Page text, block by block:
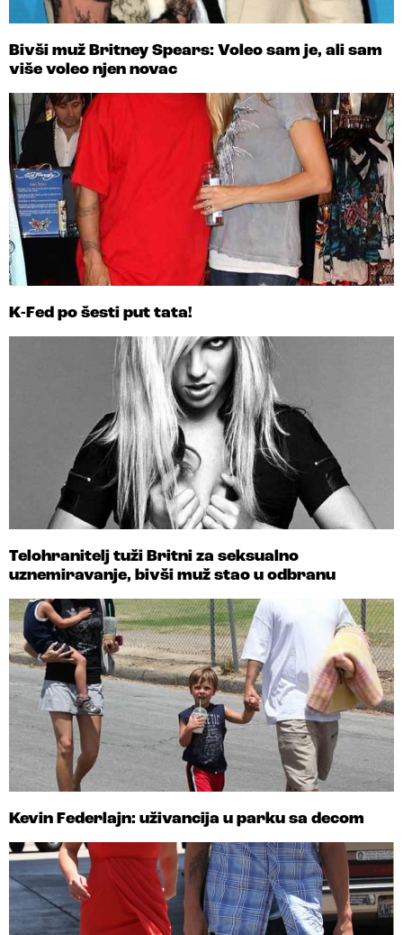
Bivši muž Britney Spears: Voleo sam je, ali sam
više voleo njen novac
K-Fed po šesti put tata!
Telohranitelj tuži Britni za seksualno
uznemiravanje, bivši muž stao u odbranu
Kevin Federlajn: uživancija u parku sa decom